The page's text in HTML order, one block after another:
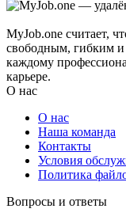
MyJob.one считает,
свободным, гибким
каждому
карьере.
О нас
О нас
Наша команда
Контакты
Условия
Политика
Вопросы и ответы